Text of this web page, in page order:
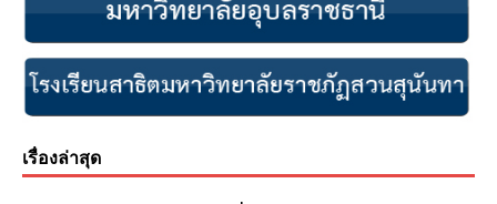
เรื่องล่าสุด